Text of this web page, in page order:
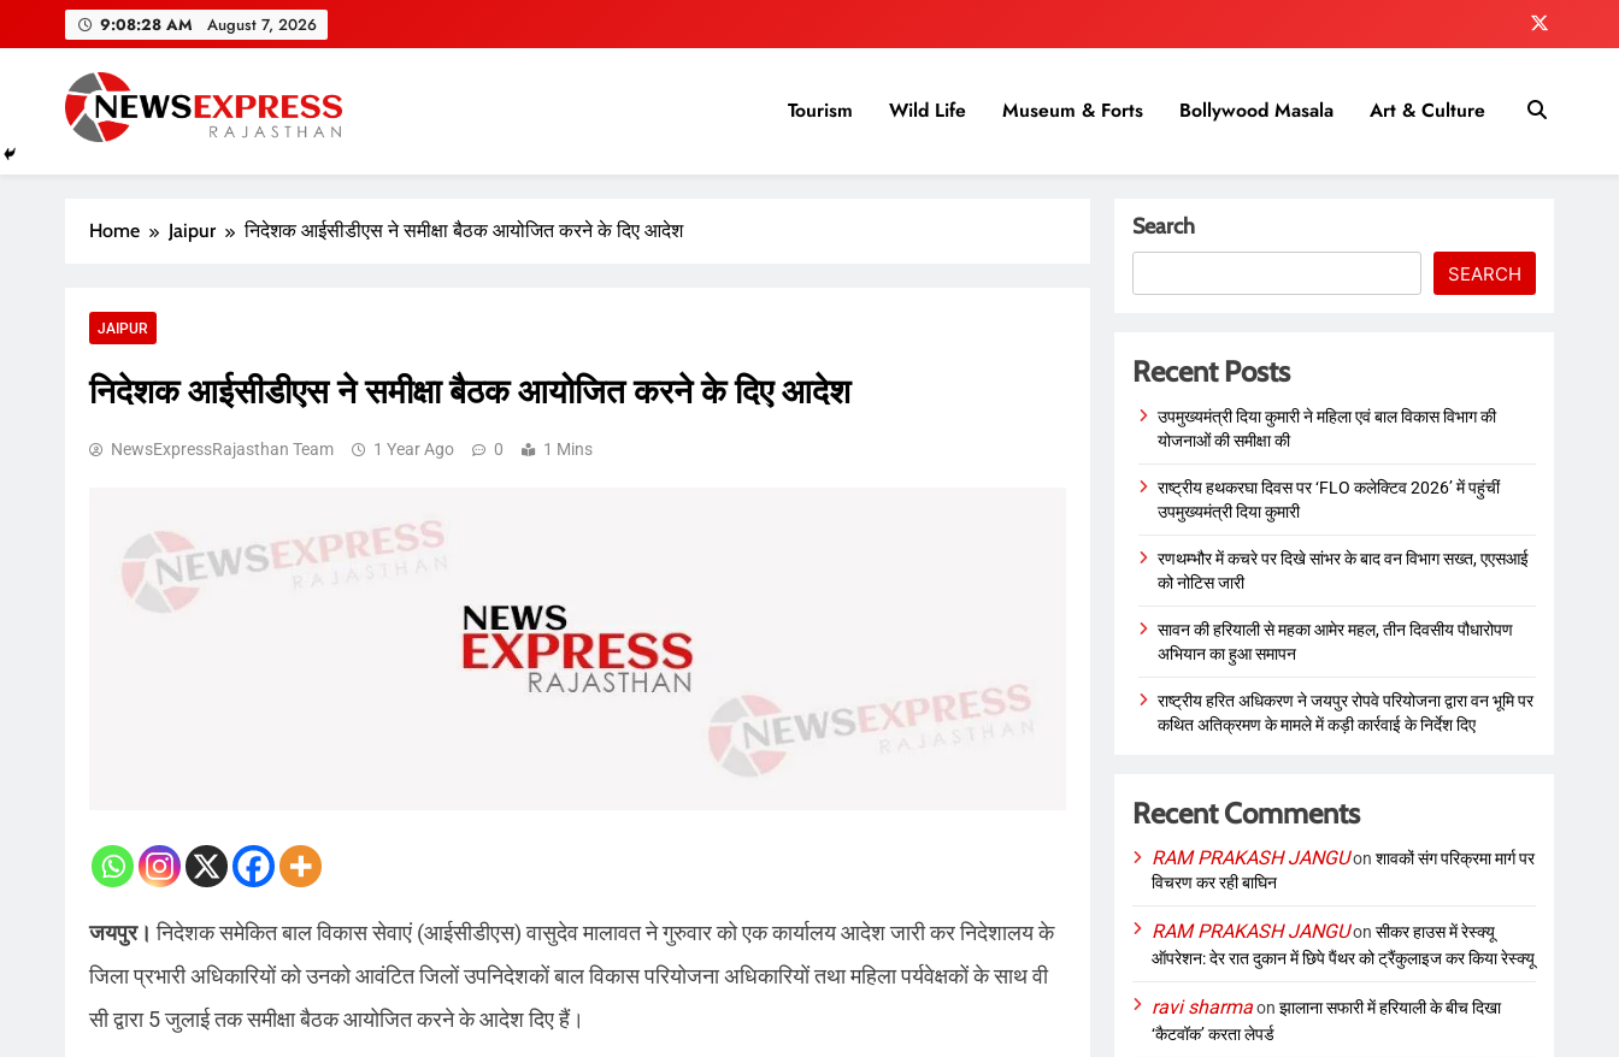
9:08:29 AM August 7, 2026
Tourism Wild Life Museum & Forts Bollywood Masala Art & Culture
Home Jaipur निदेशक आईसीडीएस ने समीक्षा बैठक आयोजित करने के दिए आदेश
JAIPUR
निदेशक आईसीडीएस ने समीक्षा बैठक आयोजित करने के दिए आदेश
NewsExpressRajasthan Team 1 Year Ago 0 1 Mins
जयपुर।निदेशक समेकित बाल विकास सेवाएं (आईसीडीएस) वासुदेव मालावत ने गुरुवार को एक कार्यालय आदेश जारी कर निदेशालय के
जिला प्रभारी अधिकारियों को उनको आवंटित जिलों उपनिदेशकों बाल विकास परियोजना अधिकारियों तथा महिला पर्यवेक्षकों के साथ वी
सी द्वारा 5 जुलाई तक समीक्षा बैठक आयोजित करने के आदेश दिए हैं।
Search
SEARCH
Recent Posts
उपमुख्यमंत्री दिया कुमारी ने महिला एवं बाल विकास विभाग की
योजनाओं की समीक्षा की
राष्ट्रीय हथकरघा दिवस पर ‘FLO कलेक्टिव 2026’ में पहुंचीं
उपमुख्यमंत्री दिया कुमारी
रणथम्भौर में कचरे पर दिखे सांभर के बाद वन विभाग सख्त, एएसआई
को नोटिस जारी
सावन की हरियाली से महका आमेर महल, तीन दिवसीय पौधारोपण
अभियान का हुआ समापन
राष्ट्रीय हरित अधिकरण ने जयपुर रोपवे परियोजना द्वारा वन भूमि पर
कथित अतिक्रमण के मामले में कड़ी कार्रवाई के निर्देश दिए
Recent Comments
RAM PRAKASH JANGUonशावकों संग परिक्रमा मार्ग पर
विचरण कर रही बाघिन
RAM PRAKASH JANGUonसीकर हाउस में रेस्क्यू
ऑपरेशन: देर रात दुकान में छिपे पैंथर को ट्रैंकुलाइज कर किया रेस्क्यू
ravi sharmaonझालाना सफारी में हरियाली के बीच दिखा
‘कैटवॉक’ करता लेपर्ड